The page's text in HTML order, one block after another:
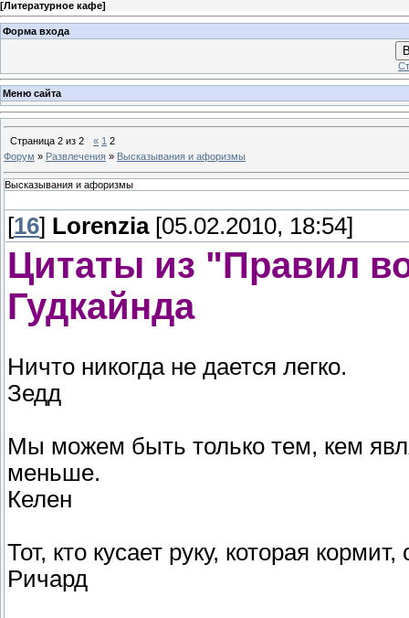
[Литературное кафе]
Форма входа
Меню сайта
Страница 2 из 2 « 1 2
Форум » Развлечения » Высказывания и афоризмы
Высказывания и афоризмы
[16] Lorenzia[05.02.2010, 18:54]
Цитаты из "Правил
Гудкайнда
Ничто никогда не дается легко.
Зедд
Мы можем быть только тем, кем
меньше.
Келен
Тот, кто кусает руку, которая
Ричард